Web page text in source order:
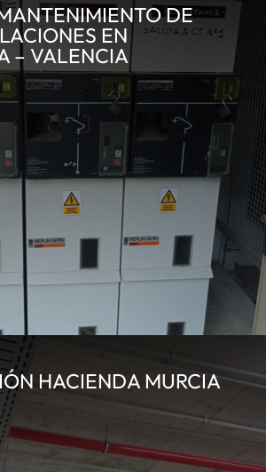
DE
EN
– VALENCIA
HACIENDA MURCIA